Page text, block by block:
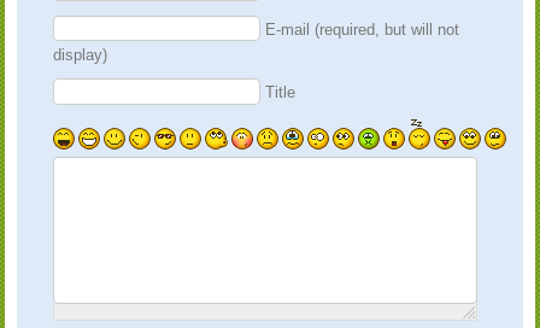
E-mail (required, but will not
display)
Title